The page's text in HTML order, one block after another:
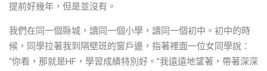
提前好幾年，但是並沒有。
我們在同一個縣城，讀同一個小學，讀同一個初中。初中的時
候，同學拉著我到隔壁班的窗戶邊，指著裡面一位女同學說：
“你看，那就是HF，學習成績特別好。”我遠遠地望著，帶著深深